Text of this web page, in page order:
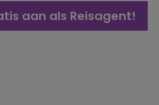
aan als Reisagent!